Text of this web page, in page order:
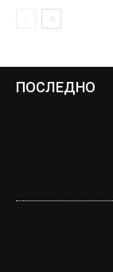
ПОСЛЕДНО